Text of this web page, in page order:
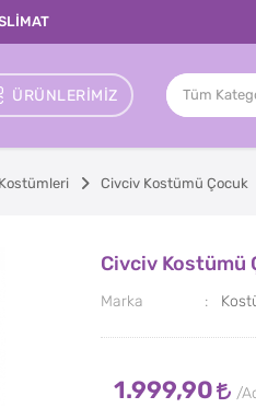
ÜRÜNLERIMIZ
Civciv Kostümü Çocuk
Civciv Kostümü
Marka
1.999,90